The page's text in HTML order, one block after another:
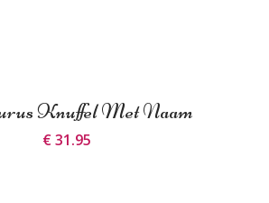
Knuffel Met Naam
€ 31.95